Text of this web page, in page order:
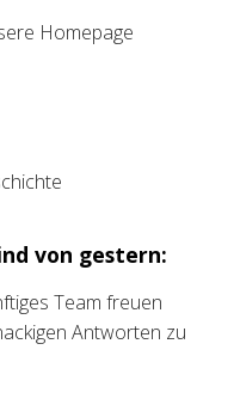
Homepage
von gestern:
Team freuen
Antworten zu